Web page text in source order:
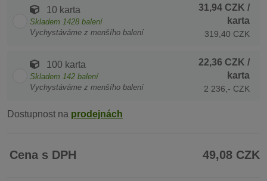
10 karta
Skladem 1428 balení
Vychystáváme z menšího balení
31,94 CZK /
karta
319,40 CZK
100 karta
Skladem 142 balení
Vychystáváme z menšího balení
22,36 CZK /
karta
2 236,- CZK
Dostupnost na prodejnách
Cena s DPH 49,08 CZK